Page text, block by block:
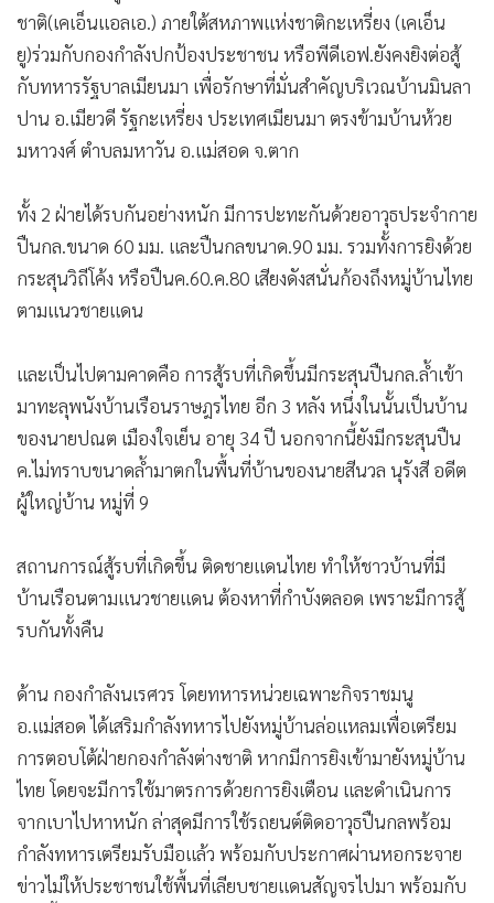
ชาติ(เคเอ็นแอลเอ.) ภายใต้สหภาพแห่งชาติกะเหรี่ยง (เคเอ็น
ยู)ร่วมกับกองกำลังปกป้องประชาชน หรือพีดีเอฟ.ยังคงยิงต่อสู้
กับทหารรัฐบาลเมียนมา เพื่อรักษาที่มั่นสำคัญบริเวณบ้านมินลา
ปาน อ.เมียวดี รัฐกะเหรี่ยง ประเทศเมียนมา ตรงข้ามบ้านห้วย
มหาวงศ์ ตำบลมหาวัน อ.แม่สอด จ.ตาก
ทั้ง 2 ฝ่ายได้รบกันอย่างหนัก มีการปะทะกันด้วยอาวุธประจำกาย
ปืนกล.ขนาด 60 มม. และปืนกลขนาด.90 มม. รวมทั้งการยิงด้วย
กระสุนวิถีโค้ง หรือปืนค.60.ค.80 เสียงดังสนั่นก้องถึงหมู่บ้านไทย
ตามแนวชายแดน
และเป็นไปตามคาดคือ การสู้รบที่เกิดขึ้นมีกระสุนปืนกล.ล้ำเข้า
มาทะลุพนังบ้านเรือนราษฎรไทย อีก 3 หลัง หนึ่งในนั้นเป็นบ้าน
ของนายปณต เมืองใจเย็น อายุ 34 ปี นอกจากนี้ยังมีกระสุนปืน
ค.ไม่ทราบขนาดล้ำมาตกในพื้นที่บ้านของนายสีนวล นุรังสี อดีต
ผู้ใหญ่บ้าน หมู่ที่ 9
สถานการณ์สู้รบที่เกิดขึ้น ติดชายแดนไทย ทำให้ชาวบ้านที่มี
บ้านเรือนตามแนวชายแดน ต้องหาที่กำบังตลอด เพราะมีการสู้
รบกันทั้งคืน
ด้าน กองกำลังนเรศวร โดยทหารหน่วยเฉพาะกิจราชมนู
อ.แม่สอด ได้เสริมกำลังทหารไปยังหมู่บ้านล่อแหลมเพื่อเตรียม
การตอบโต้ฝ่ายกองกำลังต่างชาติ หากมีการยิงเข้ามายังหมู่บ้าน
ไทย โดยจะมีการใช้มาตรการด้วยการยิงเตือน และดำเนินการ
จากเบาไปหาหนัก ล่าสุดมีการใช้รถยนต์ติดอาวุธปืนกลพร้อม
กำลังทหารเตรียมรับมือแล้ว พร้อมกับประกาศผ่านหอกระจาย
ข่าวไม่ให้ประชาชนใช้พื้นที่เลียบชายแดนสัญจรไปมา พร้อมกับ